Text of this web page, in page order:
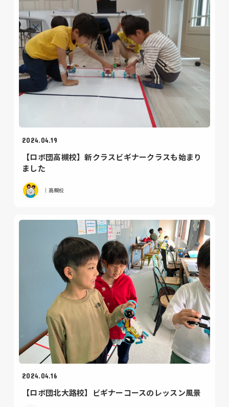
2024.04.19
【ロボ団高槻校】新クラスビギナークラスも始まり
ました
｜高槻校
2024.04.16
【ロボ団北大路校】ビギナーコースのレッスン風景